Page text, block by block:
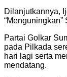
Dilanjutkannya,
Partai Golkar
pada Pilkada
hari lagi serta
mendatang.